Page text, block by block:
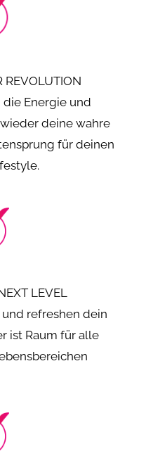
die Energie und
deine wahre
für deinen
LEVEL
refreshen dein
ist Raum für alle